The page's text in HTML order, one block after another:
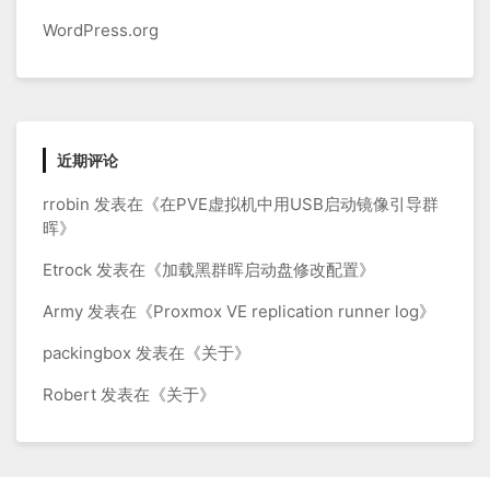
WordPress.org
近期评论
rrobin 发表在《在PVE虚拟机中用USB启动镜像引导群
晖》
Etrock 发表在《加载黑群晖启动盘修改配置》
Army 发表在《Proxmox VE replication runner log》
packingbox 发表在《关于》
Robert 发表在《关于》